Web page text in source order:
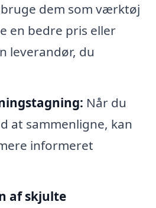
dem som værktøj
en bedre pris eller
leverandør, du
Når du
at sammenligne, kan
informeret
af skjulte